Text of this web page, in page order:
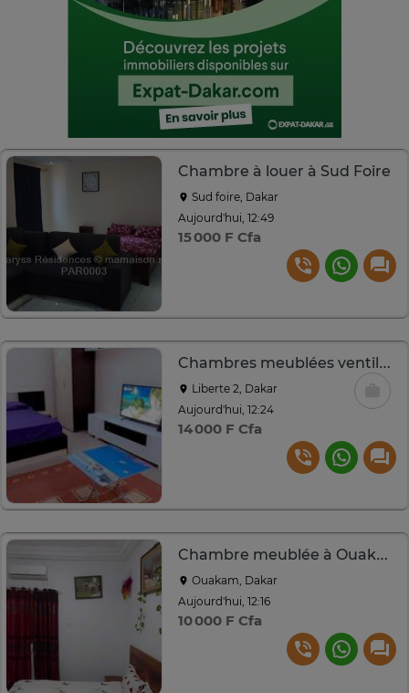
Chambre à louer à Sud Foire
Sud foire, Dakar
Aujourd'hui, 12:49
15 000 F Cfa
Chambres meublées ventilées ou climatisées
Liberte 2, Dakar
Aujourd'hui, 12:24
14 000 F Cfa
Chambre meublée à Ouakam
Ouakam, Dakar
Aujourd'hui, 12:16
10 000 F Cfa